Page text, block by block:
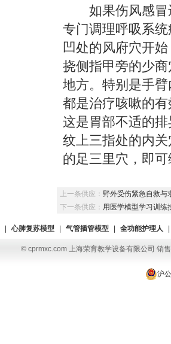
如果伤风感冒
专门调理呼吸系
凹处的风府穴开
挠侧指甲旁的少
地方。特别是手
都是治疗咳嗽的
这是胃部不适的
纹上三指处的内
的足三里穴，即
上一条供应： 野外受伤紧急自救与
下一条供应： 用医学模型学习训练
心肺复苏模型 气管插管模型 全功能护理人
© cprmxc.com 上海荣育教学设备有限公司 销
沪